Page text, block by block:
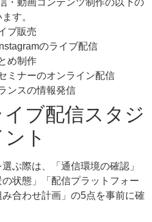
す。
ブ販売
のライブ配信
め制作
ミナーのオンライン配信
ンスの情報発信
ブ配信スタジ
ト
ぶ際は、「通信環境の確認」
の状態」「配信プラットフォー
合わせ計画」の5点を事前に確